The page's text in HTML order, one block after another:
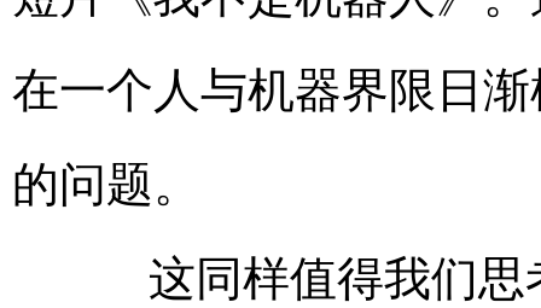
在一个人与机器界限日
的问题。
这同样值得我们思